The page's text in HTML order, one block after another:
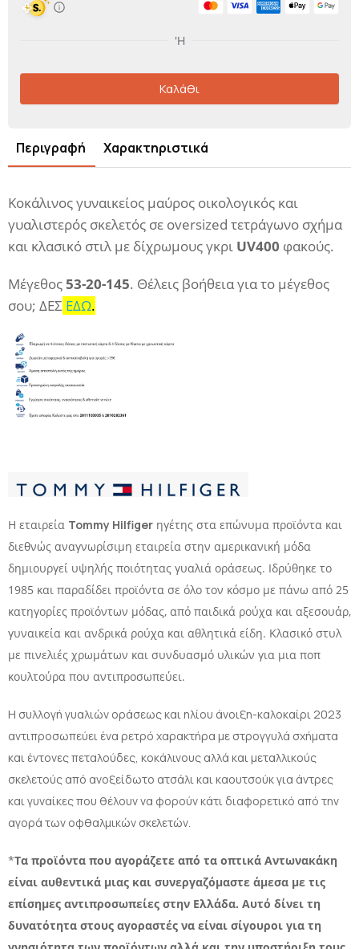
Καλάθι
Περιγραφή Χαρακτηριστικά
Κοκάλινος γυναικείος μαύρος οικολογικός και
γυαλιστερός σκελετός σε oversized τετράγωνο σχήμα
και κλασικό στιλ με δίχρωμους γκρι UV400 φακούς.
Μέγεθος53-20-145. Θέλεις βοήθεια για το μέγεθος
σου; ΔΕΣ ΕΔΩ.
Η εταιρεία Tommy Hilfiger ηγέτης στα επώνυμα προϊόντα και
διεθνώς αναγνωρίσιμη εταιρεία στην αμερικανική μόδα
δημιουργεί υψηλής ποιότητας γυαλιά οράσεως. Ιδρύθηκε το
1985 και παραδίδει προϊόντα σε όλο τον κόσμο με πάνω από 25
κατηγορίες προϊόντων μόδας, από παιδικά ρούχα και αξεσουάρ,
γυναικεία και ανδρικά ρούχα και αθλητικά είδη. Κλασικό στυλ
με πινελιές χρωμάτων και συνδυασμό υλικών για μια ποπ
κουλτούρα που αντιπροσωπεύει.
Η συλλογή γυαλιών οράσεως και ηλίου άνοιξη-καλοκαίρι 2023
αντιπροσωπεύει ένα ρετρό χαρακτήρα με στρογγυλά σχήματα
και έντονες πεταλούδες, κοκάλινους αλλά και μεταλλικούς
σκελετούς από ανοξείδωτο ατσάλι και καουτσούκ για άντρες
και γυναίκες που θέλουν να φορούν κάτι διαφορετικό από την
αγορά των οφθαλμικών σκελετών.
*Τα προϊόντα που αγοράζετε από τα οπτικά Αντωνακάκη
είναι αυθεντικά μιας και συνεργαζόμαστε άμεσα με τις
επίσημες αντιπροσωπείες στην Ελλάδα. Αυτό δίνει τη
δυνατότητα στους αγοραστές να είναι σίγουροι για τη